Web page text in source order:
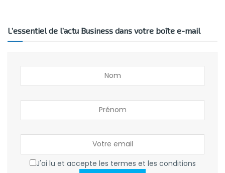
L’essentiel de l’actu Business dans votre boîte e-mail
J'ai lu et accepte les termes et les conditions